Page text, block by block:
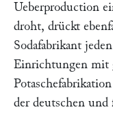
Ueberproduction
droht, drückt
Sodafabrikant
Einrichtungen mit
der deutschen und